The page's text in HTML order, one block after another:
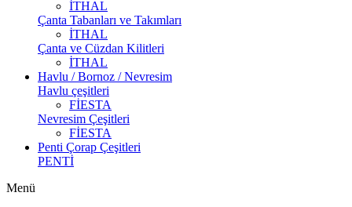
İTHAL
Çanta Tabanları ve Takımları
İTHAL
Çanta ve Cüzdan Kilitleri
İTHAL
Havlu / Bornoz / Nevresim
Havlu çeşitleri
FİESTA
Nevresim Çeşitleri
FİESTA
Penti Çorap Çeşitleri
PENTİ
Menü